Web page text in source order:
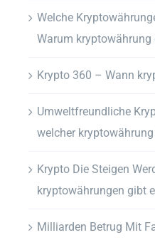
Welche
Warum kryptowährung
Krypto 360 – Wann
Umweltfreundliche
welcher
Krypto Die Steigen
kryptowährungen gibt
Milliarden Betrug Mit